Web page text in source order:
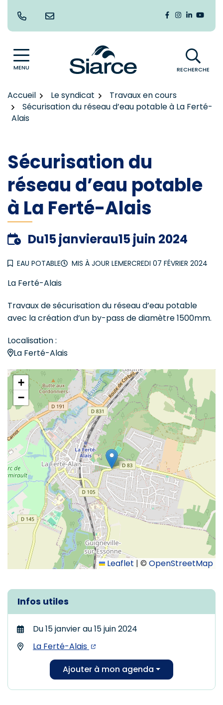
contenu
Lien vers le
Lien vers le
Lien vers
Lien
MENU RECHERCHE
Accueil Le syndicat
Travaux en cours
Sécurisation du réseau d’eau potable à La Ferté-
Alais
Sécurisation du
réseau d’eau potable
à La Ferté-Alais
Du15janvierau15juin 2024
EAU POTABLE MIS À JOUR LEMERCREDI 07 FÉVRIER 2024
La Ferté-Alais
Travaux de sécurisation du réseau d’eau potable
avec la création d’un by-pass de diamètre 1500mm.
Localisation :
La Ferté-Alais
+
−
Leaflet | ©OpenStreetMap
Infos utiles
Du15janvierau15juin2024
La Ferté-Alais
Ajouter à mon agenda